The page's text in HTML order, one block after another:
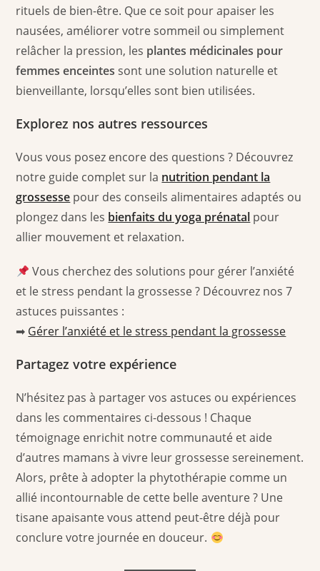
rituels de bien-être. Que ce soit pour apaiser les
nausées, améliorer votre sommeil ou simplement
relâcher la pression, les plantes médicinales pour
femmes enceintes sont une solution naturelle et
bienveillante, lorsqu’elles sont bien utilisées.
Explorez nos autres ressources
Vous vous posez encore des questions ? Découvrez
notre guide complet sur la nutrition pendant la
grossesse pour des conseils alimentaires adaptés ou
plongez dans les bienfaits du yoga prénatal pour
allier mouvement et relaxation.
Vous cherchez des solutions pour gérer l’anxiété
et le stress pendant la grossesse ? Découvrez nos 7
astuces puissantes :
➡ Gérer l’anxiété et le stress pendant la grossesse
Partagez votre expérience
N’hésitez pas à partager vos astuces ou expériences
dans les commentaires ci-dessous ! Chaque
témoignage enrichit notre communauté et aide
d’autres mamans à vivre leur grossesse sereinement.
Alors, prête à adopter la phytothérapie comme un
allié incontournable de cette belle aventure ? Une
tisane apaisante vous attend peut-être déjà pour
conclure votre journée en douceur.